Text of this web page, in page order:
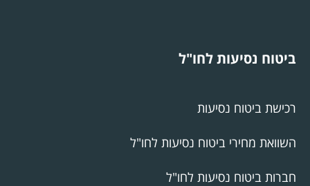
ביטוח נסיעות לחו"ל
רכישת ביטוח נסיעות
השוואת מחירי ביטוח נסיעות לחו"ל
חברות ביטוח נסיעות לחו"ל